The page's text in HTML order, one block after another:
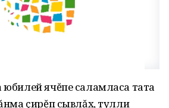
ячĕпе саламласа тата
çирĕп сывлăх, тулли